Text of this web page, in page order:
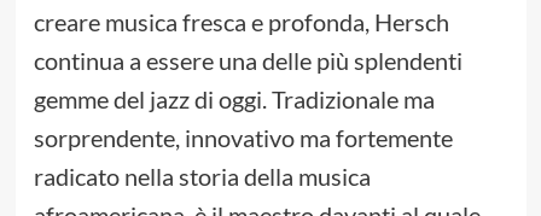
creare musica fresca e profonda, Hersch
continua a essere una delle più splendenti
gemme del jazz di oggi. Tradizionale ma
sorprendente, innovativo ma fortemente
radicato nella storia della musica